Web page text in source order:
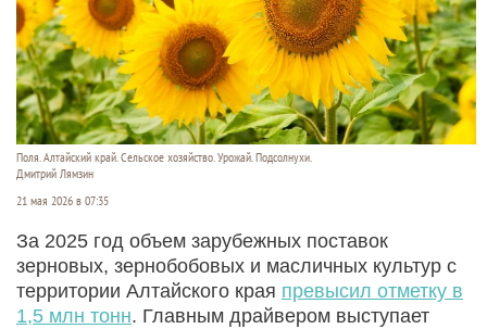
Поля. Алтайский край. Сельское хозяйство. Урожай. Подсолнухи.
Дмитрий Лямзин
21 мая 2026 в 07:35
За 2025 год объем зарубежных поставок
зерновых, зернобобовых и масличных культур с
территории Алтайского края превысил отметку в
1,5 млн тонн. Главным драйвером выступает